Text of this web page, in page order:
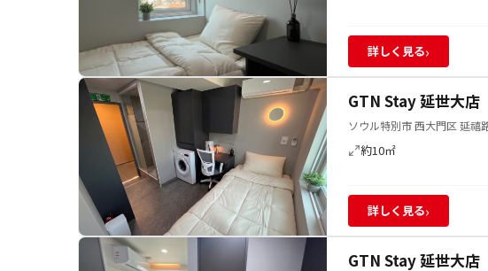
詳しく見る›
GTN Stay 延世大店
ソウル特別市 西大門区 延禧
約10㎡
詳しく見る›
GTN Stay 延世大店